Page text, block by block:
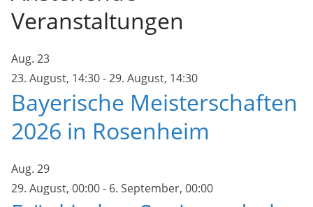
Veranstaltungen
Aug. 23
23. August, 14:30-29. August, 14:30
Bayerische Meisterschaften
2026 in Rosenheim
Aug. 29
29. August, 00:00- 6. September, 00:00